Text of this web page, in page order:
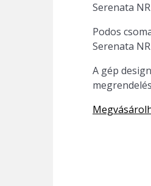
Serenata
Podos
Serenata
A gép